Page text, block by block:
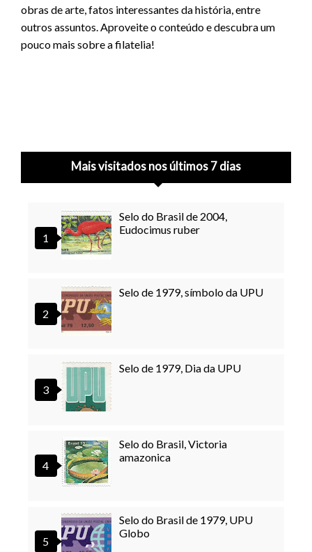
obras de arte, fatos interessantes da história, entre
outros assuntos. Aproveite o conteúdo e descubra um
pouco mais sobre a filatelia!
Mais visitados nos últimos 7 dias
Selo do Brasil de 2004,
Eudocimus ruber
Selo de 1979, símbolo da UPU
Selo de 1979, Dia da UPU
Selo do Brasil, Victoria
amazonica
Selo do Brasil de 1979, UPU
Globo